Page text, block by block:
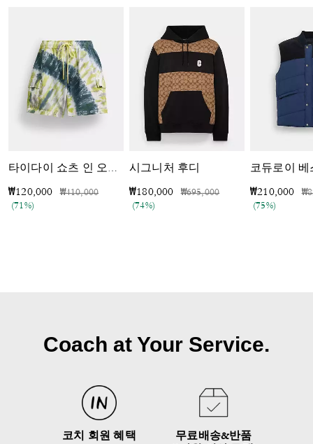
타이다이 쇼츠 인 오가닉 코튼
₩120,000 가격 인하 전
₩410,000인하됨
(71%)
시그니처 후디
₩180,000 가격 인하 전
₩695,000인하됨
(74%)
코듀로이 베
₩210,000 가
(75%)
Coach at Your Service.
코치 회원 혜택
무료배송&반품